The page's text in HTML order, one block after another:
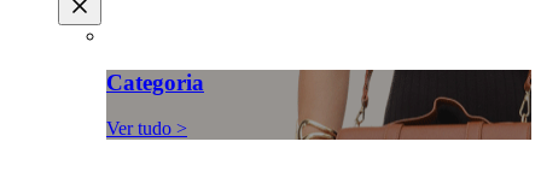
Categoria
Ver tudo >